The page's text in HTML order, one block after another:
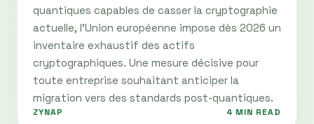
quantiques capables de casser la cryptographie
actuelle, l’Union européenne impose dès 2026 un
inventaire exhaustif des actifs
cryptographiques. Une mesure décisive pour
toute entreprise souhaitant anticiper la
migration vers des standards post-quantiques.
ZYNAP 4 MIN READ